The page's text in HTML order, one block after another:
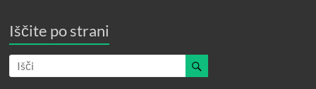
Iščite po strani